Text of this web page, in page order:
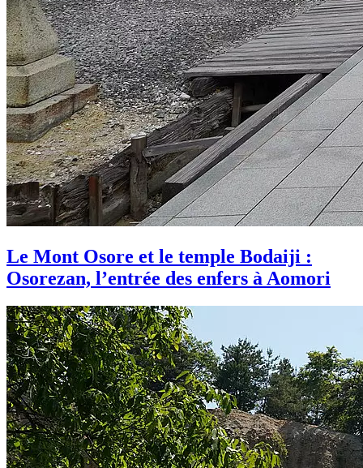
Le Mont Osore et le temple Bodaiji :
Osorezan, l’entrée des enfers à Aomori